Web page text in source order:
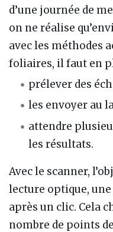
d’une journée de
on ne réalise
avec les méthodes
foliaires, il faut en
prélever des
les envoyer au
attendre
les résultats.
Avec le scanner,
lecture optique,
après un clic. Cela
nombre de points